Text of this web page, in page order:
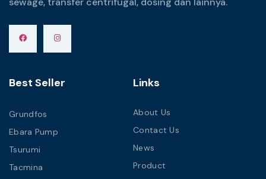
Best Seller
Grundfos
Ebara Pump
Tsurumi
Tacmina
Links
About Us
Contact Us
News
Product